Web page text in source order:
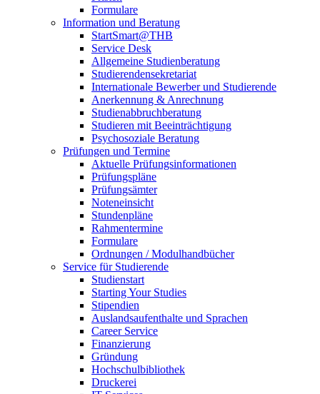
Formulare
Information und Beratung
StartSmart@THB
Service Desk
Allgemeine Studienberatung
Studierendensekretariat
Internationale Bewerber und Studierende
Anerkennung & Anrechnung
Studienabbruchberatung
Studieren mit Beeinträchtigung
Psychosoziale Beratung
Prüfungen und Termine
Aktuelle Prüfungsinformationen
Prüfungspläne
Prüfungsämter
Noteneinsicht
Stundenpläne
Rahmentermine
Formulare
Ordnungen / Modulhandbücher
Service für Studierende
Studienstart
Starting Your Studies
Stipendien
Auslandsaufenthalte und Sprachen
Career Service
Finanzierung
Gründung
Hochschulbibliothek
Druckerei